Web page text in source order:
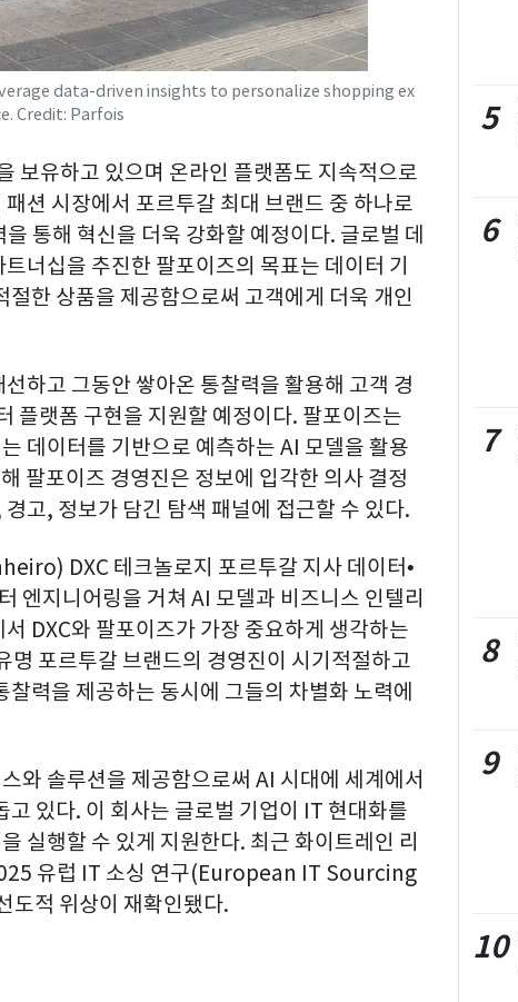
data-driven insights to personalize shopping ex
Credit: Parfois
보유하고 있으며 온라인 플랫폼도 지속적으로
션 시장에서 포르투갈 최대 브랜드 중 하나로
통해 혁신을 더욱 강화할 예정이다. 글로벌 데
너십을 추진한 팔포이즈의 목표는 데이터 기
한 상품을 제공함으로써 고객에게 더욱 개인
하고 그동안 쌓아온 통찰력을 활용해 고객 경
랫폼 구현을 지원할 예정이다. 팔포이즈는
데이터를 기반으로 예측하는 AI 모델을 활용
팔포이즈 경영진은 정보에 입각한 의사 결정
고, 정보가 담긴 탐색 패널에 접근할 수 있다.
) DXC 테크놀로지 포르투갈 지사 데이터•
엔지니어링을 거쳐 AI 모델과 비즈니스 인텔리
DXC와 팔포이즈가 가장 중요하게 생각하는
포르투갈 브랜드의 경영진이 시기적절하고
력을 제공하는 동시에 그들의 차별화 노력에
와 솔루션을 제공함으로써 AI 시대에 세계에서
있다. 이 회사는 글로벌 기업이 IT 현대화를
실행할 수 있게 지원한다. 최근 화이트레인 리
유럽 IT 소싱 연구(European IT Sourcing
도적 위상이 재확인됐다.
5
6
7
8
9
10